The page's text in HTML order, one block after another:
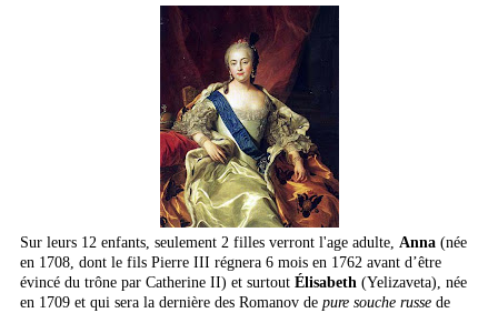
Sur leurs 12 enfants, seulement 2 filles verront l'age adulte, Anna (née
en 1708, dont le fils Pierre III régnera 6 mois en 1762 avant d’être
évincé du trône par Catherine II) et surtout Élisabeth (Yelizaveta), née
en 1709 et qui sera la dernière des Romanov de pure souche russe de